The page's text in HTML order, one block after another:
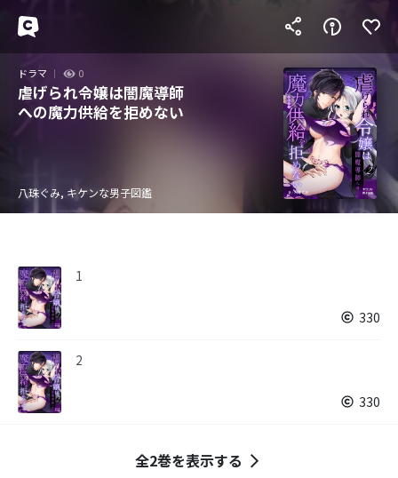
ドラマ 0
虐げられ令嬢は闇魔導師
への魔力供給を拒めない
八珠ぐみ, キケンな男子図鑑
1
330
2
330
全2巻を表示する